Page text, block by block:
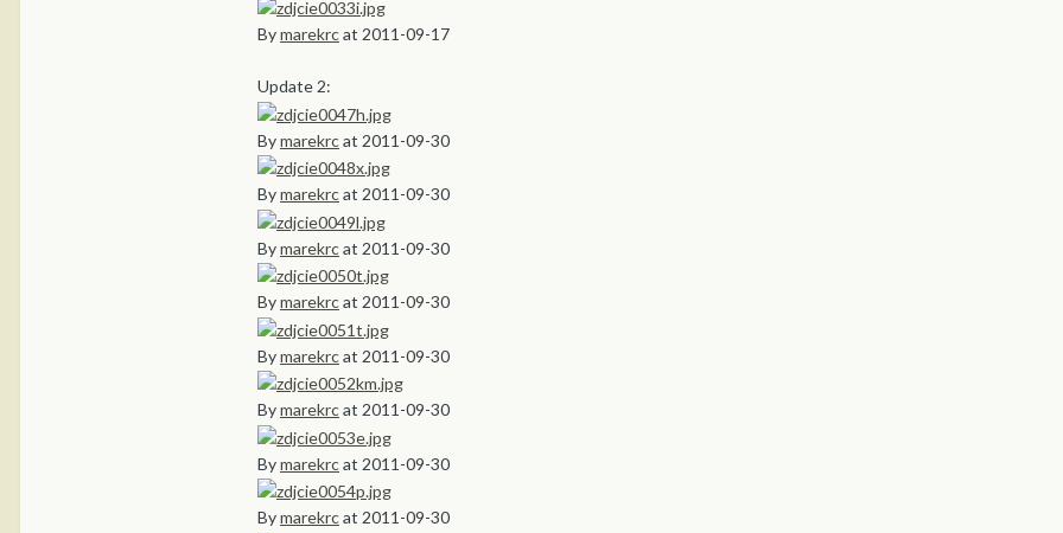
Bymarekrcat 2011-09-17
Update 2:
Bymarekrcat 2011-09-30
Bymarekrcat 2011-09-30
Bymarekrcat 2011-09-30
Bymarekrcat 2011-09-30
Bymarekrcat 2011-09-30
Bymarekrcat 2011-09-30
Bymarekrcat 2011-09-30
Bymarekrcat 2011-09-30